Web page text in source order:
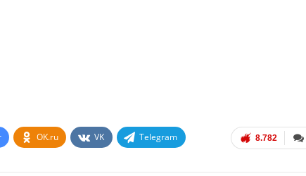
8.782
OK.ru VK Telegram